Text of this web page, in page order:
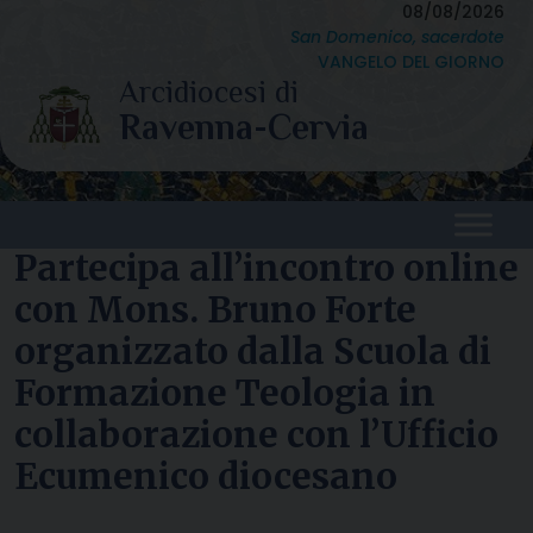
content
08/08/2026
San Domenico, sacerdote
VANGELO DEL GIORNO
Partecipa all’incontro online
con Mons. Bruno Forte
organizzato dalla Scuola di
Formazione Teologia in
collaborazione con l’Ufficio
Ecumenico diocesano